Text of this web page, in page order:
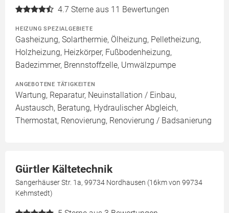
4.7 Sterne aus 11 Bewertungen
HEIZUNG SPEZIALGEBIETE
Gasheizung, Solarthermie, Ölheizung, Pelletheizung,
Holzheizung, Heizkörper, Fußbodenheizung,
Badezimmer, Brennstoffzelle, Umwälzpumpe
ANGEBOTENE TÄTIGKEITEN
Wartung, Reparatur, Neuinstallation / Einbau,
Austausch, Beratung, Hydraulischer Abgleich,
Thermostat, Renovierung, Renovierung / Badsanierung
Gürtler Kältetechnik
Sangerhäuser Str. 1a, 99734 Nordhausen (16km von 99734
Kehmstedt)